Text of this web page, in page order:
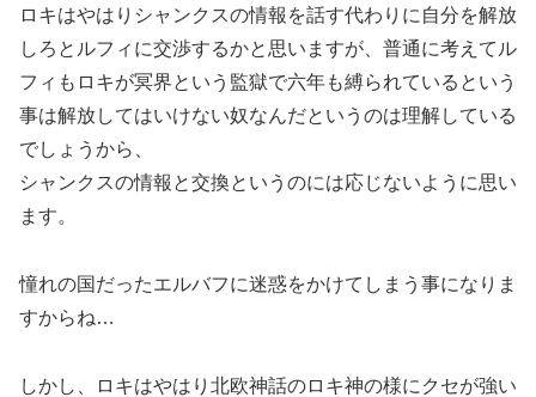
ロキはやはりシャンクスの情報を話す代わりに自分を解放
しろとルフィに交渉するかと思いますが、普通に考えてル
フィもロキが冥界という監獄で六年も縛られているという
事は解放してはいけない奴なんだというのは理解している
でしょうから、
シャンクスの情報と交換というのには応じないように思い
ます。
憧れの国だったエルバフに迷惑をかけてしまう事になりま
すからね…
しかし、ロキはやはり北欧神話のロキ神の様にクセが強い